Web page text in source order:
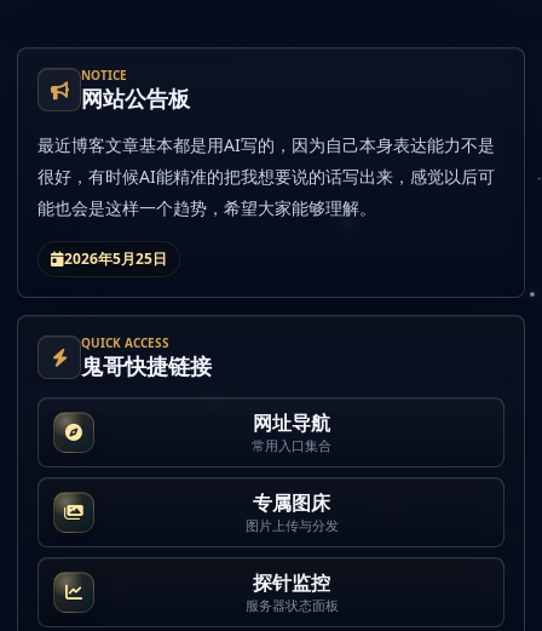
NOTICE
网站公告板
最近博客文章基本都是用AI写的，因为自己本身表达能力不是
很好，有时候AI能精准的把我想要说的话写出来，感觉以后可
能也会是这样一个趋势，希望大家能够理解。
2026年5月25日
QUICK ACCESS
鬼哥快捷链接
网址导航
常用入口集合
专属图床
图片上传与分发
探针监控
服务器状态面板